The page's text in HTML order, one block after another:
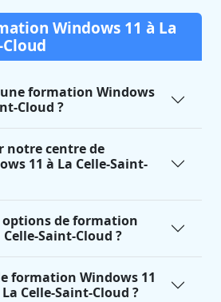
Windows 11 à La
formation Windows
Cloud ?
notre centre de
11 à La Celle-Saint-
options de formation
Saint-Cloud ?
formation Windows 11
Celle-Saint-Cloud ?